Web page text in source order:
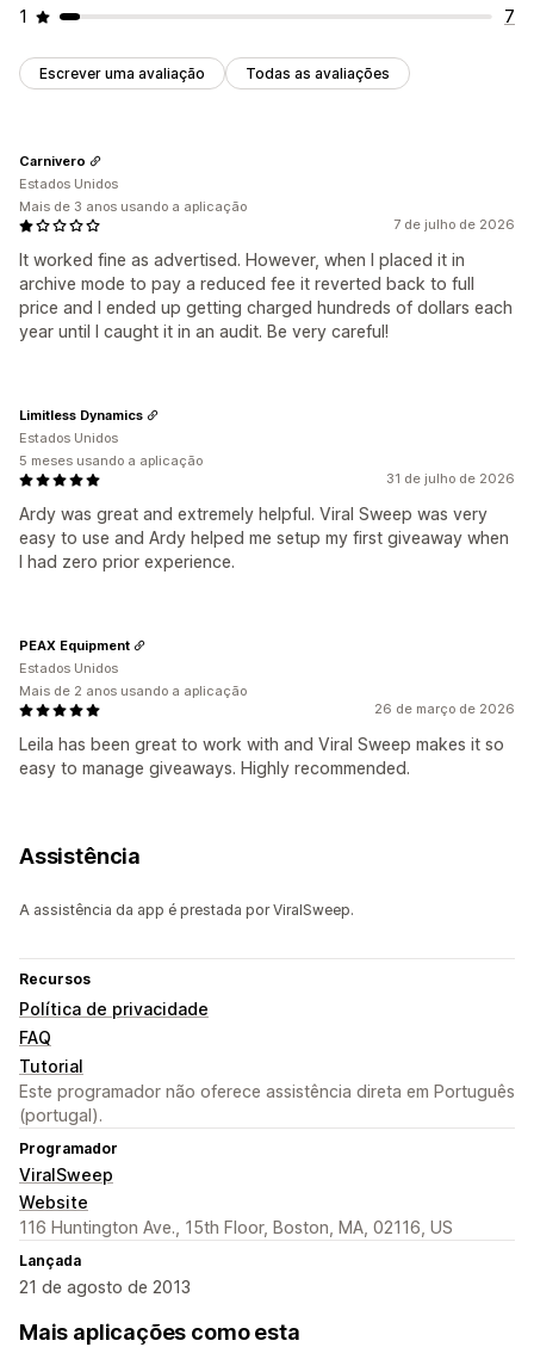
1 7
Escrever uma avaliação Todas as avaliações
7 de julho de 2026
It worked fine as advertised. However, when I placed it in
archive mode to pay a reduced fee it reverted back to full
price and I ended up getting charged hundreds of dollars each
year until I caught it in an audit. Be very careful!
Carnivero
Estados Unidos
Mais de 3 anos usando a aplicação
31 de julho de 2026
Ardy was great and extremely helpful. Viral Sweep was very
easy to use and Ardy helped me setup my first giveaway when
I had zero prior experience.
Limitless Dynamics
Estados Unidos
5 meses usando a aplicação
26 de março de 2026
Leila has been great to work with and Viral Sweep makes it so
easy to manage giveaways. Highly recommended.
PEAX Equipment
Estados Unidos
Mais de 2 anos usando a aplicação
Assistência
A assistência da app é prestada por ViralSweep.
Recursos
Política de privacidade
FAQ
Tutorial
Este programador não oferece assistência direta em Português
(portugal).
Programador
ViralSweep
Website
116 Huntington Ave., 15th Floor, Boston, MA, 02116, US
Lançada
21 de agosto de 2013
Mais aplicações como esta